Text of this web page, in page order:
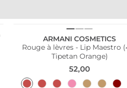
FRAIS
ARMANI COSMETICS
Rouge à lèvres - Lip Maestro
Tipetan Orange)
52,00